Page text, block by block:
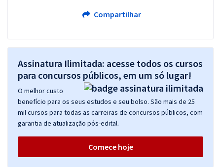
Compartilhar
Assinatura Ilimitada: acesse todos os cursos
para concursos públicos, em um só lugar!
O melhor custo
benefício para os seus estudos e seu bolso. São mais de 25
mil cursos para todas as carreiras de concursos públicos, com
garantia de atualização pós-edital.
Comece hoje